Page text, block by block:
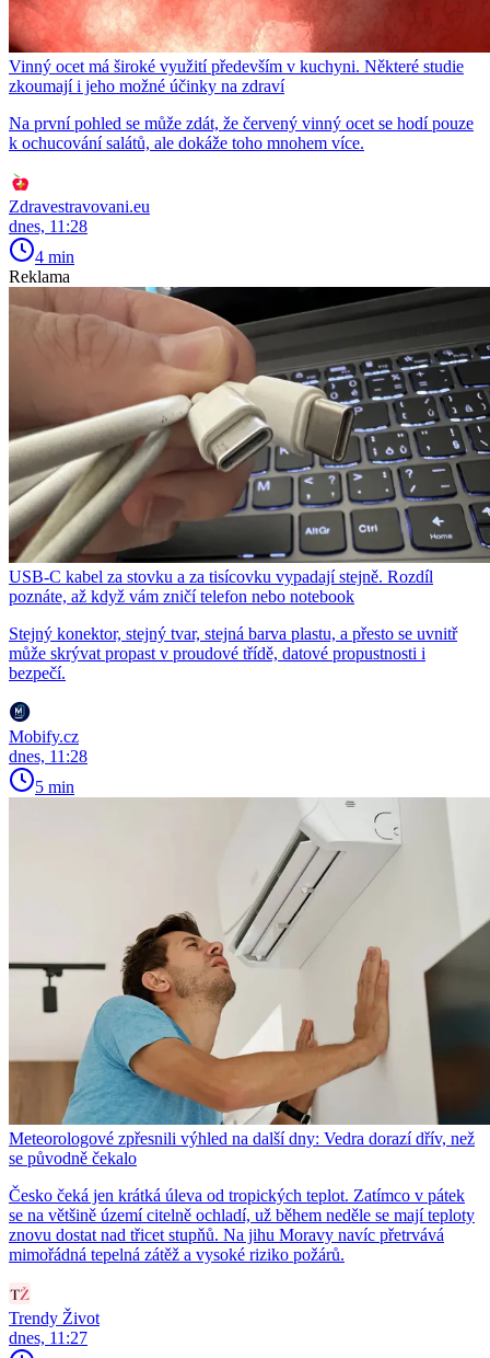
Vinný ocet má široké využití především v kuchyni. Některé studie
zkoumají i jeho možné účinky na zdraví
Na první pohled se může zdát, že červený vinný ocet se hodí pouze
k ochucování salátů, ale dokáže toho mnohem více.
Zdravestravovani.eu
dnes, 11:28
4 min
Reklama
USB-C kabel za stovku a za tisícovku vypadají stejně. Rozdíl
poznáte, až když vám zničí telefon nebo notebook
Stejný konektor, stejný tvar, stejná barva plastu, a přesto se uvnitř
může skrývat propast v proudové třídě, datové propustnosti i
bezpečí.
Mobify.cz
dnes, 11:28
5 min
Meteorologové zpřesnili výhled na další dny: Vedra dorazí dřív, než
se původně čekalo
Česko čeká jen krátká úleva od tropických teplot. Zatímco v pátek
se na většině území citelně ochladí, už během neděle se mají teploty
znovu dostat nad třicet stupňů. Na jihu Moravy navíc přetrvává
mimořádná tepelná zátěž a vysoké riziko požárů.
Trendy Život
dnes, 11:27